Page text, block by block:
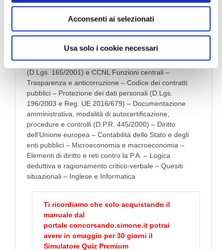
Acconsenti ai selezionati
Usa solo i cookie necessari
Concorsi Ministero delle Imprese e del Made in Italy
Manuali Concorsi MIT
Diritto amministrativo – Procedimento amministrativo e
diritto di accesso (L. 241/1990) – Pubblico impiego
(D.Lgs. 165/2001) e CCNL Funzioni centrali –
Trasparenza e anticorruzione – Codice dei contratti
pubblici – Protezione dei dati personali (D.Lgs.
196/2003 e Reg. UE 2016/679) – Documentazione
amministrativa, modalità di autocertificazione,
procedure e controlli (D.P.R. 445/2000) – Diritto
dell’Unione europea – Contabilità dello Stato e degli
enti pubblici – Microeconomia e macroeconomia –
Elementi di diritto e reti contro la P.A. – Logica
deduttiva e ragionamento critico-verbale – Quesiti
situazionali – Inglese e Informatica
Ti ricordiamo che solo acquistando il
manuale dal
portale concorsando.simone.it potrai
avere in omaggio per 30 giorni il
Simulatore Quiz Premium